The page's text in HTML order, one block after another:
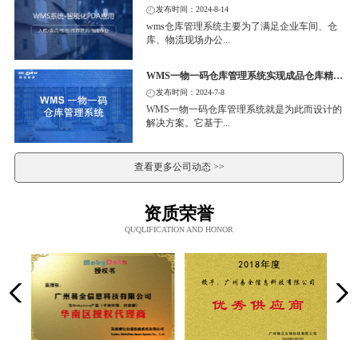
发布时间：2024-8-14
wms仓库管理系统主要为了满足企业车间、仓
库、物流现场办公...
WMS一物一码仓库管理系统实现成品仓库精细化管理
发布时间：2024-7-8
WMS一物一码仓库管理系统就是为此而设计的
解决方案。它基于...
查看更多公司动态 >>
资质荣誉
QUQLIFICATION AND HONOR